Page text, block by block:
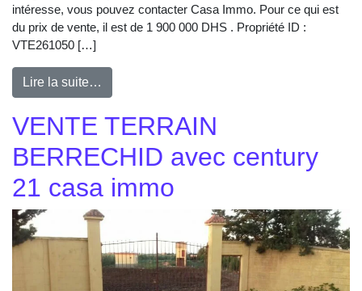
intéresse, vous pouvez contacter Casa Immo. Pour ce qui est
du prix de vente, il est de 1 900 000 DHS . Propriété ID :
VTE261050 […]
Lire la suite…
VENTE TERRAIN
BERRECHID avec century
21 casa immo